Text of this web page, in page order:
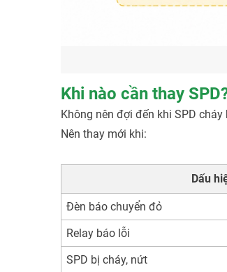
Khi nào cần thay
Không nên đợi đến khi SPD
Nên thay mới khi:
Dấu
Đèn báo chuyển đỏ
Relay báo lỗi
SPD bị cháy, nứt